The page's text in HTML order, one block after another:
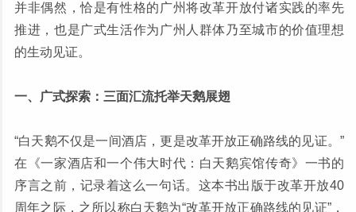
并非偶然，恰是有性格的广州将改革开放付诸实践的率先
推进，也是广式生活作为广州人群体乃至城市的价值理想
的生动见证。
一、广式探索：三面汇流托举天鹅展翅
“白天鹅不仅是一间酒店，更是改革开放正确路线的见证。”
在《一家酒店和一个伟大时代：白天鹅宾馆传奇》一书的
序言之前，记录着这么一句话。这本书出版于改革开放40
周年之际，之所以称白天鹅为“改革开放正确路线的见证”，